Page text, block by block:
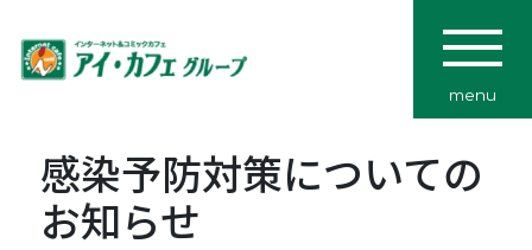
menu
感染予防対策についての
お知らせ